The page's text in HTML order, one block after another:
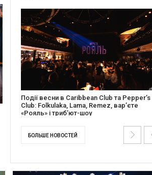
Документальний фільм “Будинок “Слово”
англійською покажуть в країнах Європи,
Канаді та США
БОЛЬШЕ НОВОСТЕЙ